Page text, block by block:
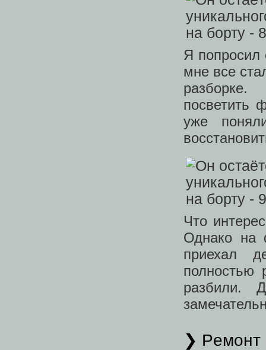
Я попросил
мне все
посветить
уже
Что
Однако на
приехал
полностью
разбили.
❯ Ремонт